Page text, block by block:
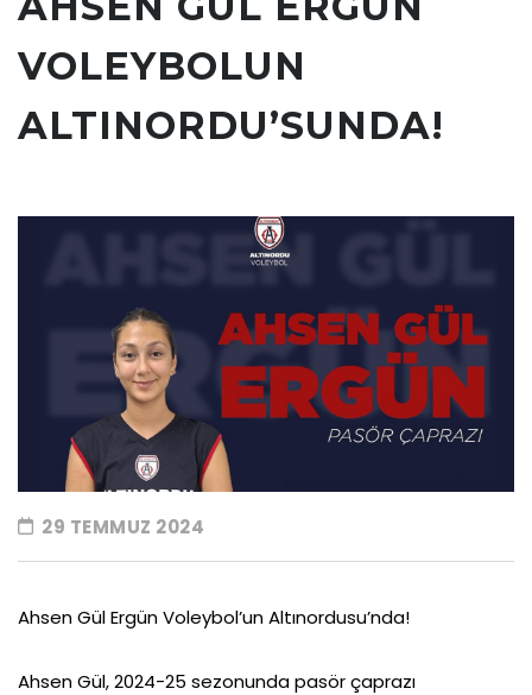
VOLEYBOLUN
ALTINORDU’SUNDA!
29 TEMMUZ 2024
Ahsen Gül Ergün Voleybol’un Altınordusu’nda!
Ahsen Gül, 2024-25 sezonunda pasör çaprazı